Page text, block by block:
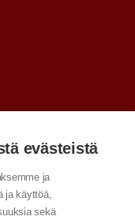
evästeistä
ja
ja käyttöä,
sekä